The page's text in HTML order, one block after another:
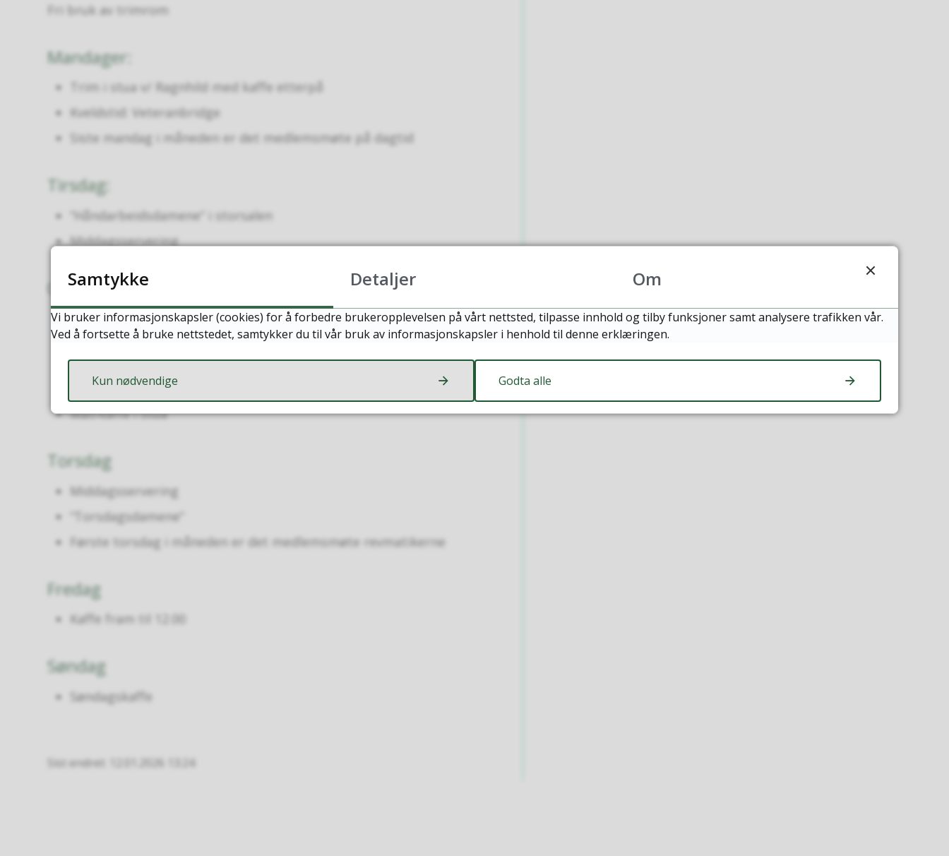
Fri bruk av trimrom
Mandager:
Trim i stua v/ Ragnhild med kaffe etterpå
Kveldstid: Veteranbridge
Siste mandag i måneden er det medlemsmøte på dagtid
Tirsdag:
“Håndarbeidsdamene” i storsalen
Middagsservering
Onsdag
Seniornett har datakafè i Kilurda
Medlemsmøte i LHL en gang i måneden
siste onsdag i måneden.
Mat/kaffe i stua
Torsdag
Middagsservering
“Torsdagsdamene”
Første torsdag i måneden er det medlemsmøte revmatikerne
Fredag
Kaffe fram til 12.00
Søndag
Søndagskaffe
Sist endret 12.01.2026 13:24
Samtykke Detaljer Om
Vi bruker informasjonskapsler (cookies) for å forbedre brukeropplevelsen på vårt nettsted, tilpasse innhold og tilby funksjoner samt analysere trafikken vår.
Ved å fortsette å bruke nettstedet, samtykker du til vår bruk av informasjonskapsler i henhold til denne erklæringen.
Kun nødvendige Godta alle